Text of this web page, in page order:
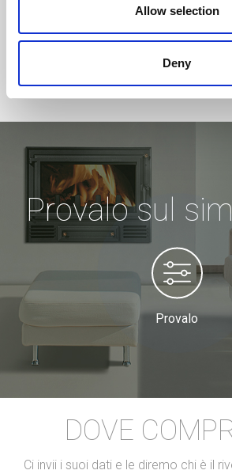
Allow selection
Deny
Provalo sul
Provalo
DOVE
Ci invii i suoi dati e le diremo chi è il